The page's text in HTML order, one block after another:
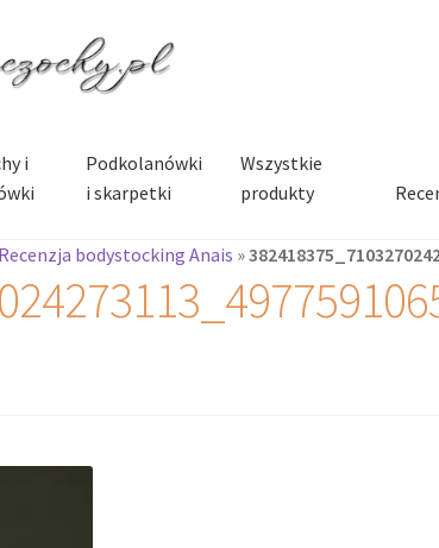
i
Podkolanówki
i skarpetki
Wszystkie
produkty
Recenzja bodystocking Anais »